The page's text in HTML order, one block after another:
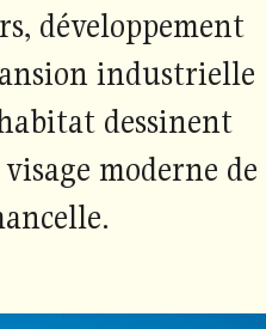
développement
industrielle
dessinent
moderne de